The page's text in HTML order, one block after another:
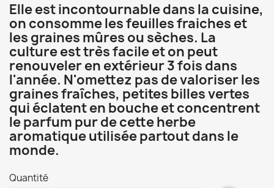
Elle est incontournable dans la cuisine,
on consomme les feuilles fraiches et
les graines mûres ou sèches. La
culture est très facile et on peut
renouveler en extérieur 3 fois dans
l'année. N'omettez pas de valoriser les
graines fraîches, petites billes vertes
qui éclatent en bouche et concentrent
le parfum pur de cette herbe
aromatique utilisée partout dans le
monde.
Quantité